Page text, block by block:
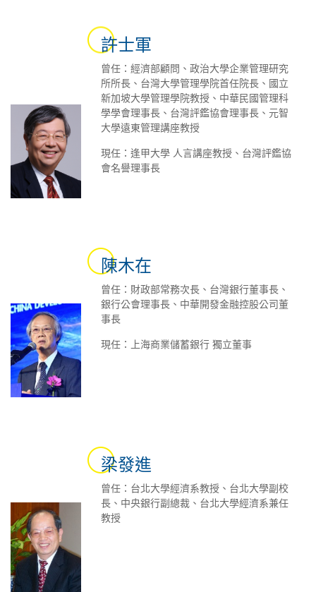
許士軍
曾任：經濟部顧問、政治大學企業管理研究
所所長、台灣大學管理學院首任院長、國立
新加坡大學管理學院教授、中華民國管理科
學學會理事長、台灣評鑑協會理事長、元智
大學遠東管理講座教授
現任：逢甲大學 人言講座教授、台灣評鑑協
會名譽理事長
陳木在
曾任：財政部常務次長、台灣銀行董事長、
銀行公會理事長、中華開發金融控股公司董
事長
現任：上海商業儲蓄銀行 獨立董事
梁發進
曾任：台北大學經濟系教授、台北大學副校
長、中央銀行副總裁、台北大學經濟系兼任
教授